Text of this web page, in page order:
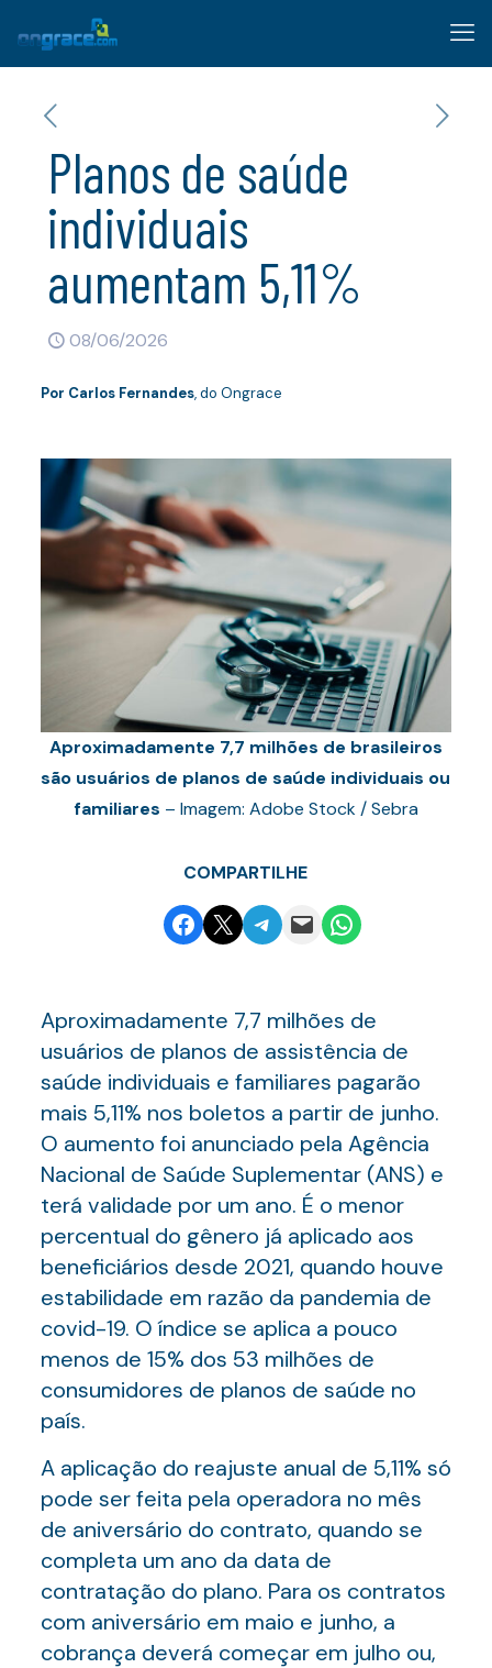
Planos de saúde
individuais
aumentam 5,11%
08/06/2026
Por Carlos Fernandes, do Ongrace
Aproximadamente 7,7 milhões de brasileiros
são usuários de planos de saúde individuais ou
familiares – Imagem: Adobe Stock / Sebra
COMPARTILHE
Share on Facebook
Email this PageShare on Telegram
Email this PageShare on WhatsApp
Aproximadamente 7,7 milhões de
usuários de planos de assistência de
saúde individuais e familiares pagarão
mais 5,11% nos boletos a partir de junho.
O aumento foi anunciado pela Agência
Nacional de Saúde Suplementar (ANS) e
terá validade por um ano. É o menor
percentual do gênero já aplicado aos
beneficiários desde 2021, quando houve
estabilidade em razão da pandemia de
covid-19. O índice se aplica a pouco
menos de 15% dos 53 milhões de
consumidores de planos de saúde no
país.
A aplicação do reajuste anual de 5,11% só
pode ser feita pela operadora no mês
de aniversário do contrato, quando se
completa um ano da data de
contratação do plano. Para os contratos
com aniversário em maio e junho, a
cobrança deverá começar em julho ou,